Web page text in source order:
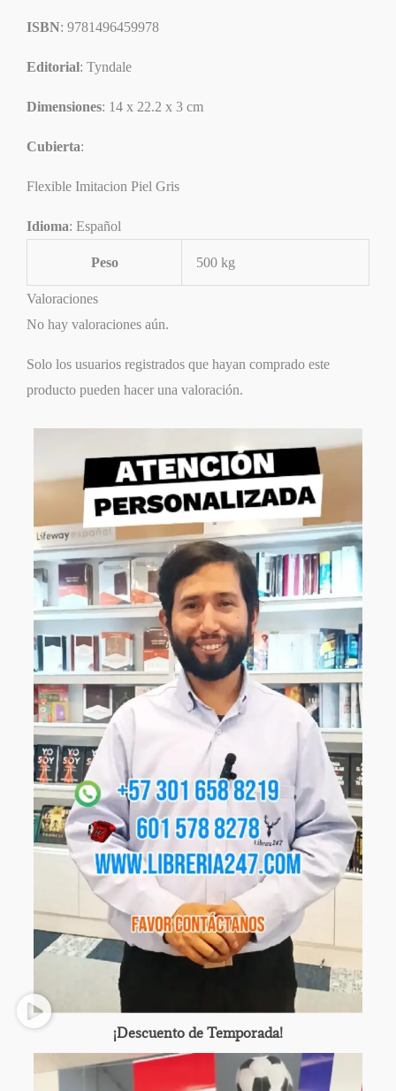
ISBN: 9781496459978
Editorial: Tyndale
Dimensiones: 14 x 22.2 x 3 cm
Cubierta:
Flexible Imitacion Piel Gris
Idioma: Español
Peso 500 kg
Valoraciones
No hay valoraciones aún.
Solo los usuarios registrados que hayan comprado este
producto pueden hacer una valoración.
¡Descuento de Temporada!